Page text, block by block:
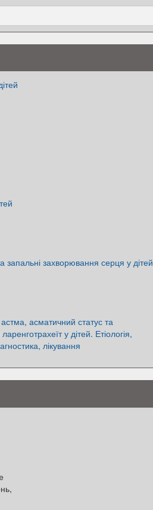
запальні захворювання серця у дітей
асматичний статус та
у дітей. Етіологія,
лікування